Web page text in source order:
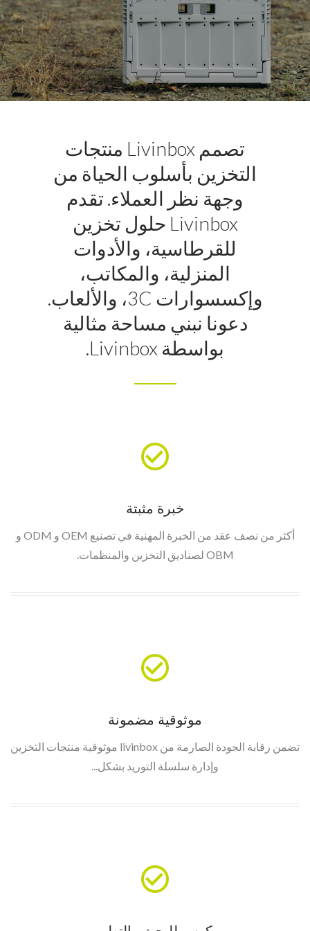
تصمم Livinbox منتجات
التخزين بأسلوب الحياة من
وجهة نظر العملاء. تقدم
Livinbox حلول تخزين
للقرطاسية، والأدوات
المنزلية، والمكاتب،
وإكسسوارات 3C، والألعاب.
دعونا نبني مساحة مثالية
بواسطة Livinbox.
خبرة مثبتة
أكثر من نصف عقد من الخبرة المهنية في تصنيع OEM و ODM و
OBM لصناديق التخزين والمنظمات.
موثوقية مضمونة
تضمن رقابة الجودة الصارمة من livinbox موثوقية منتجات التخزين
وإدارة سلسلة التوريد بشكل...